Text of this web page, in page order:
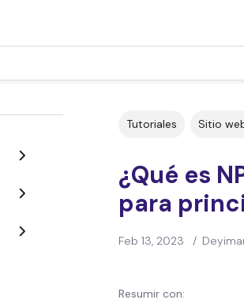
Tutoriales Sitio
¿Qué es
para
Feb 13, 2023 /
Resumir con: